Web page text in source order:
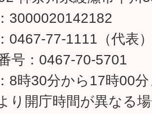
3000020142182
0467-77-1111（代表
号：0467-70-5701
8時30分から17時00
り開庁時間が異なる